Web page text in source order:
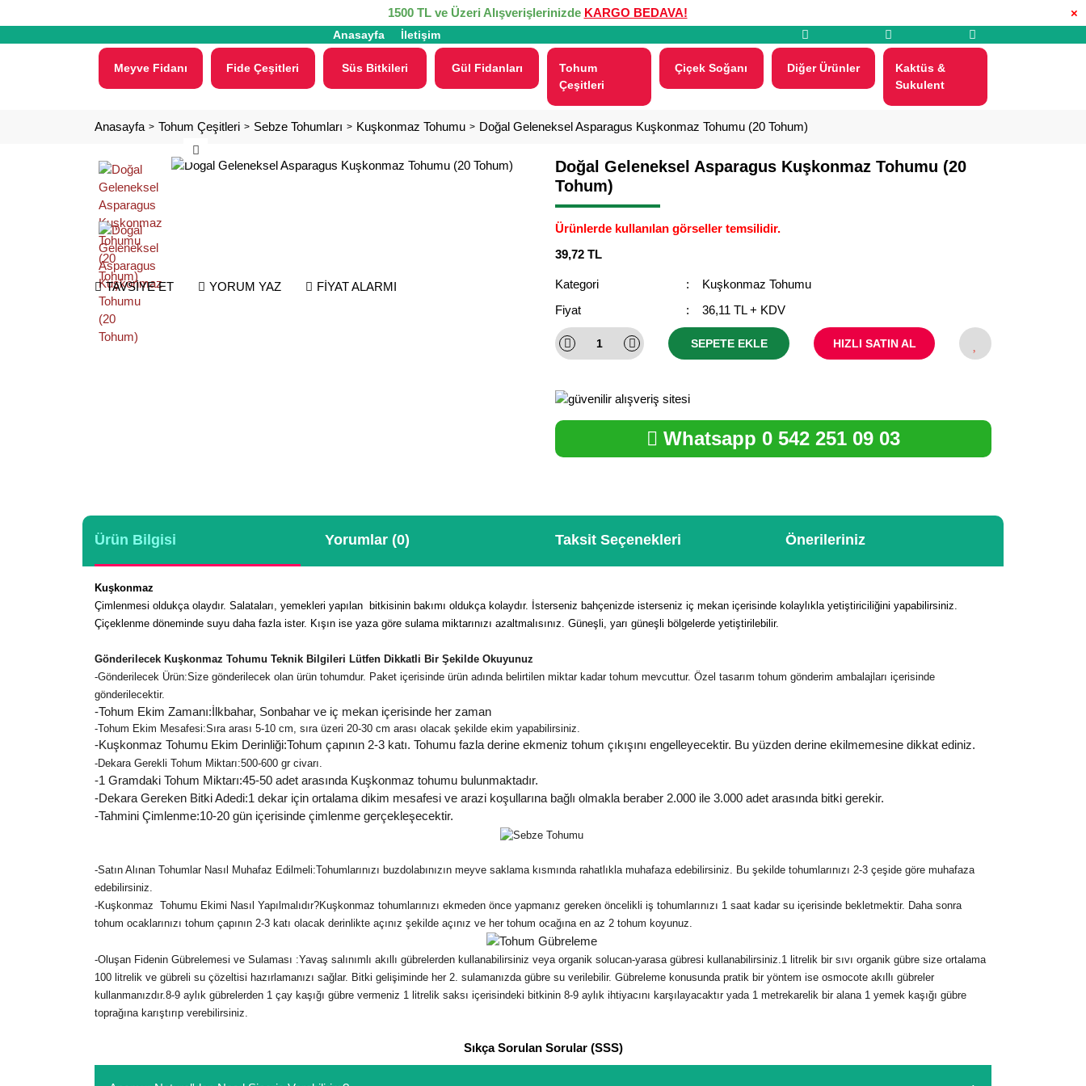
×
1500 TL ve Üzeri Alışverişlerinizde KARGO BEDAVA!
Anasayfa İletişim
Meyve Fidanı Fide Çeşitleri Süs Bitkileri Gül Fidanları
Tohum
Çeşitleri
Çiçek Soğanı Diğer Ürünler
Kaktüs &
Sukulent
Anasayfa Tohum Çeşitleri Sebze Tohumları Kuşkonmaz Tohumu Doğal Geleneksel Asparagus Kuşkonmaz Tohumu (20 Tohum)
TAVSİYE ET YORUM YAZ FİYAT ALARMI
Doğal Geleneksel Asparagus Kuşkonmaz Tohumu (20
Tohum)
Ürünlerde kullanılan görseller temsilidir.
39,72 TL
Kategori
Kuşkonmaz Tohumu
Fiyat
36,11 TL + KDV
SEPETE EKLE HIZLI SATIN AL
Whatsapp 0 542 251 09 03
Ürün Bilgisi Yorumlar (0) Taksit Seçenekleri Önerileriniz
Kuşkonmaz
Çimlenmesi oldukça olaydır. Salataları, yemekleri yapılan bitkisinin bakımı oldukça kolaydır. İsterseniz bahçenizde isterseniz iç mekan içerisinde kolaylıkla yetiştiriciliğini yapabilirsiniz.
Çiçeklenme döneminde suyu daha fazla ister. Kışın ise yaza göre sulama miktarınızı azaltmalısınız. Güneşli, yarı güneşli bölgelerde yetiştirilebilir.
Gönderilecek Kuşkonmaz Tohumu Teknik Bilgileri Lütfen Dikkatli Bir Şekilde Okuyunuz
-Gönderilecek Ürün:Size gönderilecek olan ürün tohumdur. Paket içerisinde ürün adında belirtilen miktar kadar tohum mevcuttur. Özel tasarım tohum gönderim ambalajları içerisinde
gönderilecektir.
-Tohum Ekim Zamanı:İlkbahar, Sonbahar ve iç mekan içerisinde her zaman
-Tohum Ekim Mesafesi:Sıra arası 5-10 cm, sıra üzeri 20-30 cm arası olacak şekilde ekim yapabilirsiniz.
-Kuşkonmaz Tohumu Ekim Derinliği:Tohum çapının 2-3 katı. Tohumu fazla derine ekmeniz tohum çıkışını engelleyecektir. Bu yüzden derine ekilmemesine dikkat ediniz.
-Dekara Gerekli Tohum Miktarı:500-600 gr civarı.
-1 Gramdaki Tohum Miktarı:45-50 adet arasında Kuşkonmaz tohumu bulunmaktadır.
-Dekara Gereken Bitki Adedi:1 dekar için ortalama dikim mesafesi ve arazi koşullarına bağlı olmakla beraber 2.000 ile 3.000 adet arasında bitki gerekir.
-Tahmini Çimlenme:10-20 gün içerisinde çimlenme gerçekleşecektir.
-Satın Alınan Tohumlar Nasıl Muhafaz Edilmeli:Tohumlarınızı buzdolabınızın meyve saklama kısmında rahatlıkla muhafaza edebilirsiniz. Bu şekilde tohumlarınızı 2-3 çeşide göre muhafaza
edebilirsiniz.
-Kuşkonmaz Tohumu Ekimi Nasıl Yapılmalıdır?Kuşkonmaz tohumlarınızı ekmeden önce yapmanız gereken öncelikli iş tohumlarınızı 1 saat kadar su içerisinde bekletmektir. Daha sonra
tohum ocaklarınızı tohum çapının 2-3 katı olacak derinlikte açınız şekilde açınız ve her tohum ocağına en az 2 tohum koyunuz.
-Oluşan Fidenin Gübrelemesi ve Sulaması :Yavaş salınımlı akıllı gübrelerden kullanabilirsiniz veya organik solucan-yarasa gübresi kullanabilirsiniz.1 litrelik bir sıvı organik gübre size ortalama
100 litrelik ve gübreli su çözeltisi hazırlamanızı sağlar. Bitki gelişiminde her 2. sulamanızda gübre su verilebilir. Gübreleme konusunda pratik bir yöntem ise osmocote akıllı gübreler
kullanmanızdır.8-9 aylık gübrelerden 1 çay kaşığı gübre vermeniz 1 litrelik saksı içerisindeki bitkinin 8-9 aylık ihtiyacını karşılayacaktır yada 1 metrekarelik bir alana 1 yemek kaşığı gübre
toprağına karıştırıp verebilirsiniz.
Sıkça Sorulan Sorular (SSS)